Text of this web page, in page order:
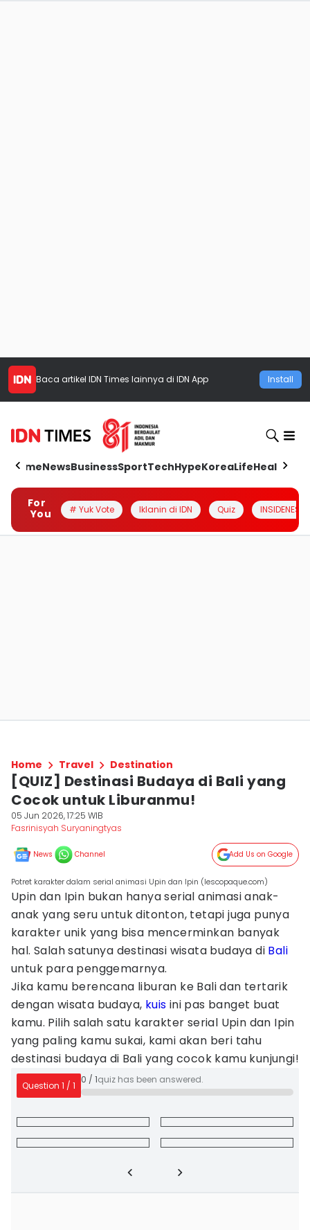
Baca artikel IDN Times lainnya di IDN App Install
HomeNewsBusinessSportTechHypeKoreaLifeHealth
For
You
# Yuk Vote Iklanin di IDN Quiz INSIDENESIA
Home Travel Destination
[QUIZ] Destinasi Budaya di Bali yang
Cocok untuk Liburanmu!
05 Jun 2026, 17:25 WIB
Fasrinisyah Suryaningtyas
News Channel Add Us on Google
Potret karakter dalam serial animasi Upin dan Ipin (lescopaque.com)
Upin dan Ipin bukan hanya serial animasi anak-
anak yang seru untuk ditonton, tetapi juga punya
karakter unik yang bisa mencerminkan banyak
hal. Salah satunya destinasi wisata budaya di Bali
untuk para penggemarnya.
Jika kamu berencana liburan ke Bali dan tertarik
dengan wisata budaya, kuis ini pas banget buat
kamu. Pilih salah satu karakter serial Upin dan Ipin
yang paling kamu sukai, kami akan beri tahu
destinasi budaya di Bali yang cocok kamu kunjungi!
Question 1 / 1
0 / 1quiz has been answered.